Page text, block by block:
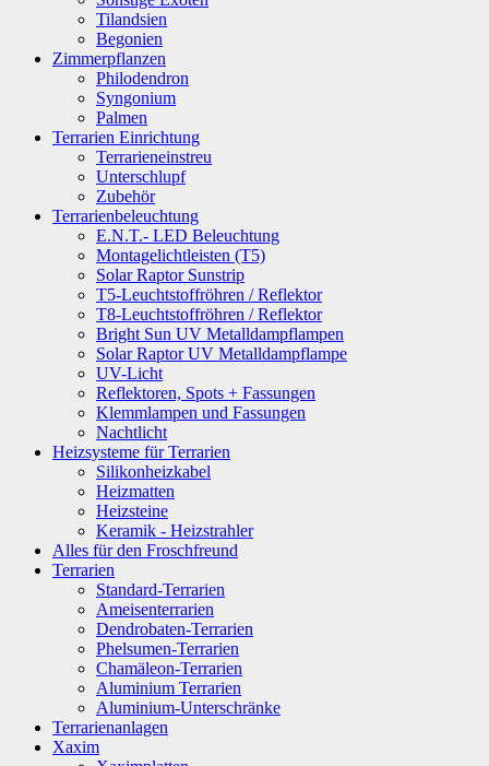
Tilandsien
Begonien
Zimmerpflanzen
Philodendron
Syngonium
Palmen
Terrarien Einrichtung
Terrarieneinstreu
Unterschlupf
Zubehör
Terrarienbeleuchtung
E.N.T.- LED Beleuchtung
Montagelichtleisten (T5)
Solar Raptor Sunstrip
T5-Leuchtstoffröhren / Reflektor
T8-Leuchtstoffröhren / Reflektor
Bright Sun UV Metalldampflampen
Solar Raptor UV Metalldampflampe
UV-Licht
Reflektoren, Spots + Fassungen
Klemmlampen und Fassungen
Nachtlicht
Heizsysteme für Terrarien
Silikonheizkabel
Heizmatten
Heizsteine
Keramik - Heizstrahler
Alles für den Froschfreund
Terrarien
Standard-Terrarien
Ameisenterrarien
Dendrobaten-Terrarien
Phelsumen-Terrarien
Chamäleon-Terrarien
Aluminium Terrarien
Aluminium-Unterschränke
Terrarienanlagen
Xaxim